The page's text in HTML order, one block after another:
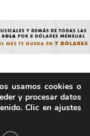
humanos, no por
usamos cookies o
y procesar datos
Clic en ajustes